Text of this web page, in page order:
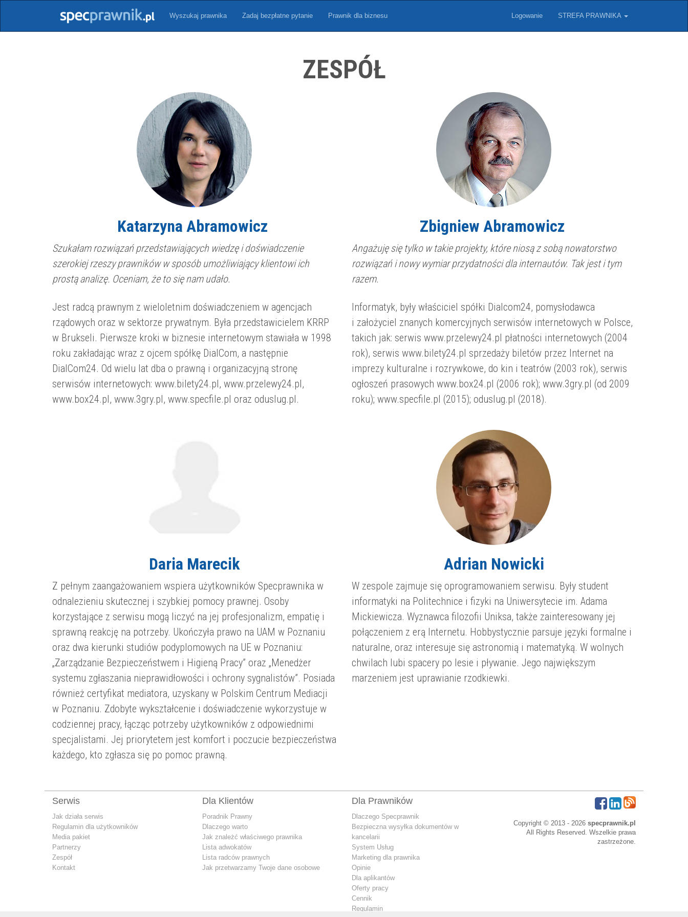
Wyszukaj prawnika Zadaj bezpłatne pytanie Prawnik dla biznesu Logowanie STREFA PRAWNIKA
ZESPÓŁ
Katarzyna Abramowicz
Szukałam rozwiązań przedstawiających wiedzę i doświadczenie
szerokiej rzeszy prawników w sposób umożliwiający klientowi ich
prostą analizę. Oceniam, że to się nam udało.
Jest radcą prawnym z wieloletnim doświadczeniem w agencjach
rządowych oraz w sektorze prywatnym. Była przedstawicielem KRRP
w Brukseli. Pierwsze kroki w biznesie internetowym stawiała w 1998
roku zakładając wraz z ojcem spółkę DialCom, a następnie
DialCom24. Od wielu lat dba o prawną i organizacyjną stronę
serwisów internetowych: www.bilety24.pl, www.przelewy24.pl,
www.box24.pl, www.3gry.pl, www.specfile.pl oraz oduslug.pl.
Zbigniew Abramowicz
Angażuję się tylko w takie projekty, które niosą z sobą nowatorstwo
rozwiązań i nowy wymiar przydatności dla internautów. Tak jest i tym
razem.
Informatyk, były właściciel spółki Dialcom24, pomysłodawca
i założyciel znanych komercyjnych serwisów internetowych w Polsce,
takich jak: serwis www.przelewy24.pl płatności internetowych (2004
rok), serwis www.bilety24.pl sprzedaży biletów przez Internet na
imprezy kulturalne i rozrywkowe, do kin i teatrów (2003 rok), serwis
ogłoszeń prasowych www.box24.pl (2006 rok); www.3gry.pl (od 2009
roku); www.specfile.pl (2015); oduslug.pl (2018).
Daria Marecik
Z pełnym zaangażowaniem wspiera użytkowników Specprawnika w
odnalezieniu skutecznej i szybkiej pomocy prawnej. Osoby
korzystające z serwisu mogą liczyć na jej profesjonalizm, empatię i
sprawną reakcję na potrzeby. Ukończyła prawo na UAM w Poznaniu
oraz dwa kierunki studiów podyplomowych na UE w Poznaniu:
„Zarządzanie Bezpieczeństwem i Higieną Pracy” oraz „Menedżer
systemu zgłaszania nieprawidłowości i ochrony sygnalistów”. Posiada
również certyfikat mediatora, uzyskany w Polskim Centrum Mediacji
w Poznaniu. Zdobyte wykształcenie i doświadczenie wykorzystuje w
codziennej pracy, łącząc potrzeby użytkowników z odpowiednimi
specjalistami. Jej priorytetem jest komfort i poczucie bezpieczeństwa
każdego, kto zgłasza się po pomoc prawną.
Adrian Nowicki
W zespole zajmuje się oprogramowaniem serwisu. Były student
informatyki na Politechnice i fizyki na Uniwersytecie im. Adama
Mickiewicza. Wyznawca filozofii Uniksa, także zainteresowany jej
połączeniem z erą Internetu. Hobbystycznie parsuje języki formalne i
naturalne, oraz interesuje się astronomią i matematyką. W wolnych
chwilach lubi spacery po lesie i pływanie. Jego największym
marzeniem jest uprawianie rzodkiewki.
Serwis
Jak działa serwis
Regulamin dla użytkowników
Media pakiet
Partnerzy
Zespół
Kontakt
Dla Klientów
Poradnik Prawny
Dlaczego warto
Jak znależć właściwego prawnika
Lista adwokatów
Lista radców prawnych
Jak przetwarzamy Twoje dane osobowe
Dla Prawników
Dlaczego Specprawnik
Bezpieczna wysyłka dokumentów w
kancelarii
System Usług
Marketing dla prawnika
Opinie
Dla aplikantów
Oferty pracy
Cennik
Regulamin
Copyright © 2013 - 2026 specprawnik.pl
All Rights Reserved. Wszelkie prawa
zastrzeżone.